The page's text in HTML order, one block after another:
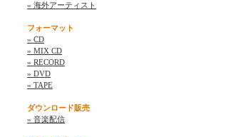
» 海外アーティスト
フォーマット
» CD
» MIX CD
» RECORD
» DVD
» TAPE
ダウンロード販売
» 音楽配信